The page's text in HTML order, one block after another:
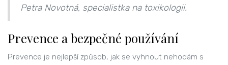
Petra Novotná, specialistka na toxikologii.
Prevence a bezpečné používání
Prevence je nejlepší způsob, jak se vyhnout nehodám s